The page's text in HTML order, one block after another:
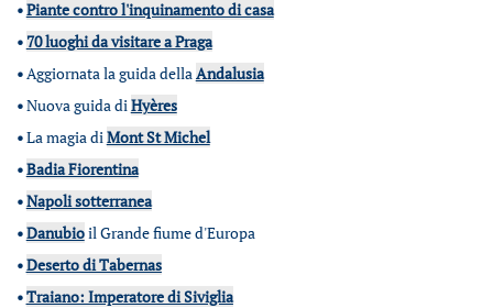
•Piante contro l'inquinamento di casa
• 70 luoghi da visitare a Praga
•Aggiornata la guida dellaAndalusia
•Nuova guida diHyères
•La magia diMont St Michel
•Badia Fiorentina
•Napoli sotterranea
•Danubioil Grande fiume d'Europa
•Deserto di Tabernas
•Traiano: Imperatore di Siviglia